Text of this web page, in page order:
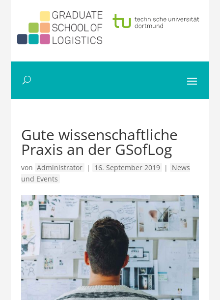
Gute wissenschaftliche
Praxis an der GSofLog
von Administrator | 16. September 2019 |
News
und Events